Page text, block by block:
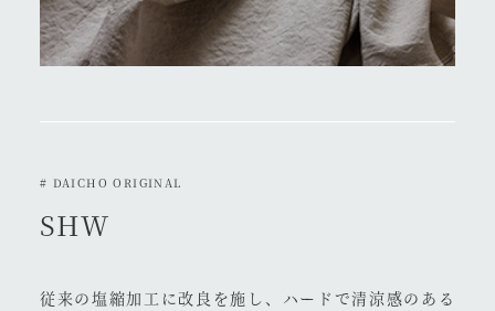
# DAICHO ORIGINAL
SHW
従来の塩縮加工に改良を施し、ハードで清涼感のある